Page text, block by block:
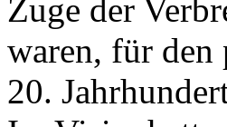
Zuge der
waren, für den
20.